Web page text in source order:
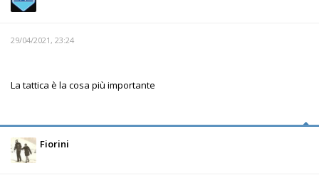
29/04/2021, 23:24
La tattica è la cosa più importante
Fiorini